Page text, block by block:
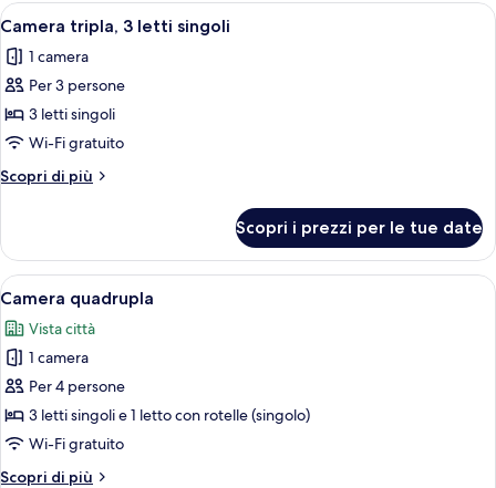
Apri
tutte
le
foto
per
Camera
tripla,
3
singoli
Camera d'albergo con due letti, una
5
Camera tripla, 3 letti singoli
1 camera
Per 3 persone
3 letti singoli
Wi-Fi gratuito
Scopri di più
Altri
tripla,
letti
Scopri i prezzi per le tue date
Apri
tutte
le
foto
per
Camera
quadrupla
Camera d'albergo con tre letti
3
Camera quadrupla
Vista città
1 camera
Per 4 persone
3 letti singoli e 1 letto con rotelle (singolo)
Wi-Fi gratuito
Scopri di più
Altri